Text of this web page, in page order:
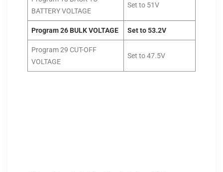
BATTERY VOLTAGE
Set to 51V
Program 26 BULK VOLTAGE Set to 53.2V
Program 29 CUT-OFF
VOLTAGE
Set to 47.5V